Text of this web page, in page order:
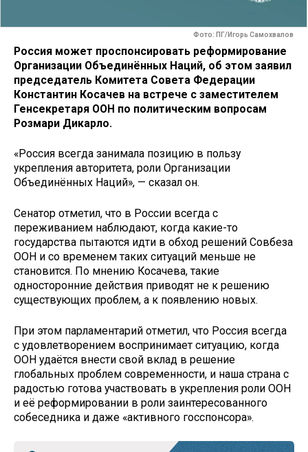
Фото: ПГ/Игорь Самохвалов
Россия может проспонсировать реформирование
Организации Объединённых Наций, об этом заявил
председатель Комитета Совета Федерации
Константин Косачев на встрече с заместителем
Генсекретаря ООН по политическим вопросам
Розмари Дикарло.
«Россия всегда занимала позицию в пользу
укрепления авторитета, роли Организации
Объединённых Наций», — сказал он.
Сенатор отметил, что в России всегда с
переживанием наблюдают, когда какие-то
государства пытаются идти в обход решений Совбеза
ООН и со временем таких ситуаций меньше не
становится. По мнению Косачева, такие
односторонние действия приводят не к решению
существующих проблем, а к появлению новых.
При этом парламентарий отметил, что Россия всегда
с удовлетворением воспринимает ситуацию, когда
ООН удаётся внести свой вклад в решение
глобальных проблем современности, и наша страна с
радостью готова участвовать в укрепления роли ООН
и её реформировании в роли заинтересованного
собеседника и даже «активного госспонсора».